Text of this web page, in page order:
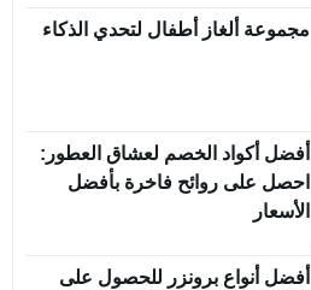
مجموعة ألغاز أطفال لتحدي الذكاء
أفضل أكواد الخصم لعشاق العطور:
احصل على روائح فاخرة بأفضل
الأسعار
أفضل أنواع برونزر للحصول على